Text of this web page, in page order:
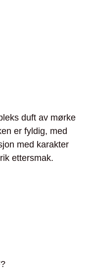
duft av mørke
er fyldig, med
med karakter
ettersmak.